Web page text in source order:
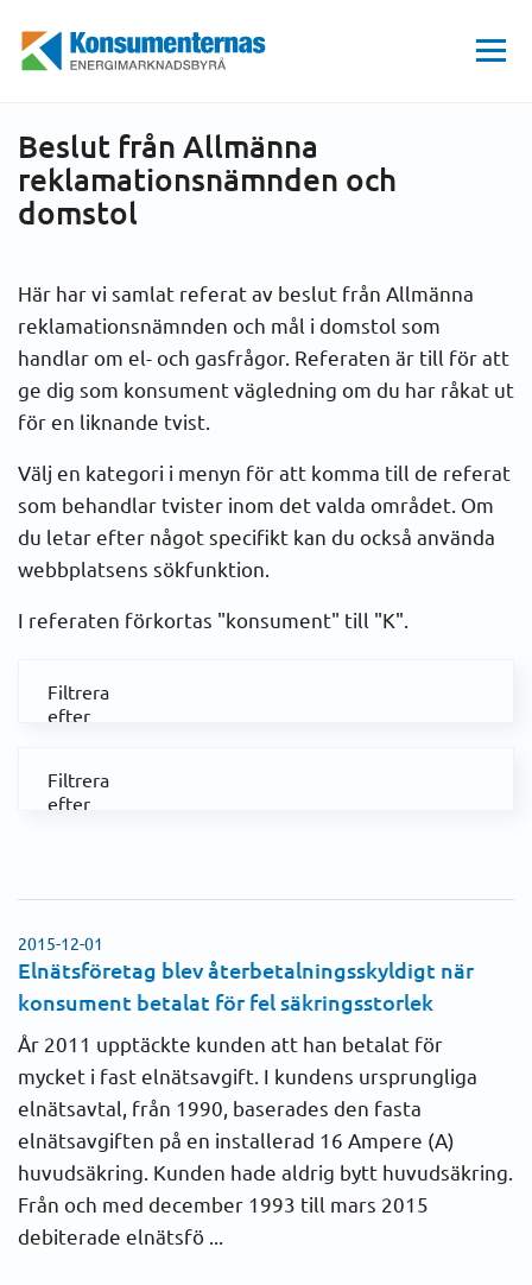
Energimarknadsbyrån
Hem
Beslut från Allmänna reklamationsnämnden och domstol
Beslut från Allmänna
reklamationsnämnden och
domstol
Här har vi samlat referat av beslut från Allmänna
reklamationsnämnden och mål i domstol som
handlar om el- och gasfrågor. Referaten är till för att
ge dig som konsument vägledning om du har råkat ut
för en liknande tvist.
Välj en kategori i menyn för att komma till de referat
som behandlar tvister inom det valda området. Om
du letar efter något specifikt kan du också använda
webbplatsens sökfunktion.
I referaten förkortas "konsument" till "K".
Filtrera
efter
Anslutning
Avläsning
Avstängning
Avtal
Elhandelsbyte
Elkvalitet
Faktura
Filtrera
efter
2023
2022
2020
2019
2018
2015-12-01
Elnätsföretag blev återbetalningsskyldigt när
konsument betalat för fel säkringsstorlek
År 2011 upptäckte kunden att han betalat för
mycket i fast elnätsavgift. I kundens ursprungliga
elnätsavtal, från 1990, baserades den fasta
elnätsavgiften på en installerad 16 Ampere (A)
huvudsäkring. Kunden hade aldrig bytt huvudsäkring.
Från och med december 1993 till mars 2015
debiterade elnätsfö ...